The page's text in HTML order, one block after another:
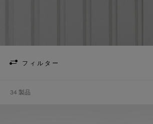
フィルター
34 製品